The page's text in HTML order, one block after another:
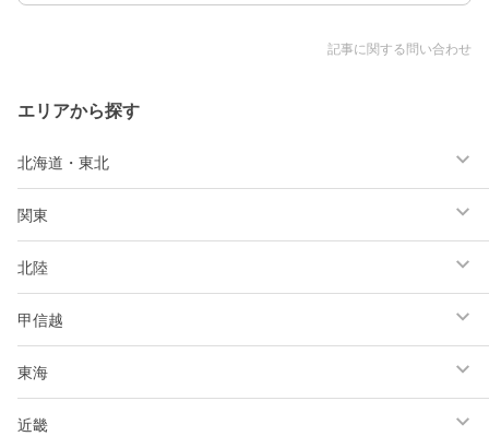
記事に関する問い合わせ
エリアから探す
北海道・東北
関東
北陸
甲信越
東海
近畿